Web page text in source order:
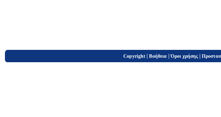
Copyright | Βοήθεια |Όροι χρήσης |